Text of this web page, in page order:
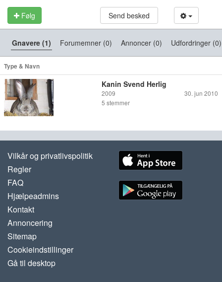
Følg Send besked
Gnavere (1) Forumemner (0) Annoncer (0) Udfordringer (0)
Type & Navn
Kanin Svend Herlig
2009
30. jun 2010
5 stemmer
Vilkår og privatlivspolitik
Regler
FAQ
Hjælpeadmins
Kontakt
Annoncering
Sitemap
Cookieindstillinger
Gå til desktop